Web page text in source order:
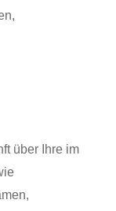
über Ihre im